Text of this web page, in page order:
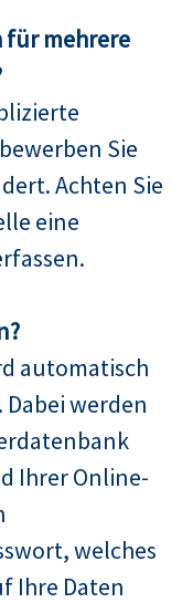
für mehrere
Sie
Achten Sie
eine
automatisch
werden
Ihrer Online-
welches
Ihre Daten